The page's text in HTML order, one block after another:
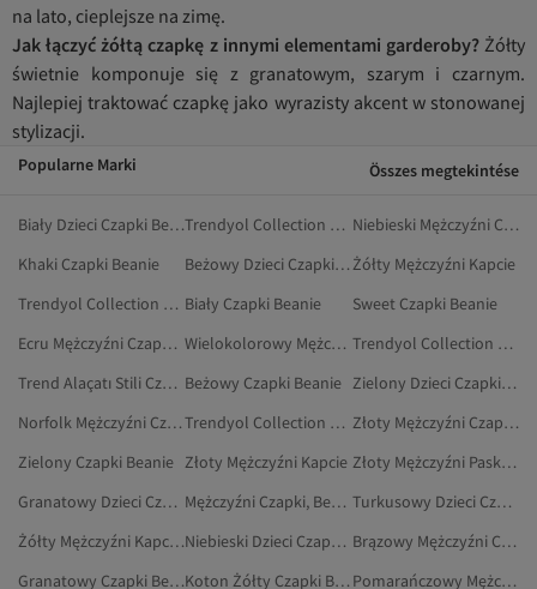
na lato, cieplejsze na zimę.
Jak łączyć żółtą czapkę z innymi elementami garderoby?Żółty
świetnie komponuje się z granatowym, szarym i czarnym.
Najlepiej traktować czapkę jako wyrazisty akcent w stonowanej
stylizacji.
Popularne Marki Összes megtekintése
Biały Dzieci Czapki Beanie Trendyol Collection Czapki Beanie
Niebieski Mężczyźni Czapki Beanie
Khaki Czapki Beanie
Beżowy Dzieci Czapki BeanieŻółty Mężczyźni Kapcie
Trendyol Collection Szary Czapki Beanie Biały Czapki Beanie
Sweet Czapki Beanie
Ecru Mężczyźni Czapki Beanie
Wielokolorowy Mężczyźni Czapki Beanie
Trendyol Collection Czarny Czapki Beanie
Trend Alaçatı Stili Czapki Beanie Beżowy Czapki Beanie
Zielony Dzieci Czapki Beanie
Norfolk Mężczyźni Czapki Beanie
Trendyol Collection Granatowy Czapki Beanie
Złoty Mężczyźni Czapki, Berety I Rękawiczki
Zielony Czapki Beanie Złoty Mężczyźni Kapcie
Złoty Mężczyźni Paski I Szelki
Granatowy Dzieci Czapki Beanie
Mężczyźni Czapki, Berety I Rękawiczki
Turkusowy Dzieci Czapki Beanie
Żółty Mężczyźni Kapcie Domowe
Niebieski Dzieci Czapki Beanie
Brązowy Mężczyźni Czapki Beanie
Granatowy Czapki Beanie
Koton Żółty Czapki Beanie
Pomarańczowy Mężczyźni Czapki Beanie